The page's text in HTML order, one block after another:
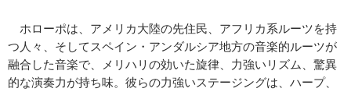
ホローポは、アメリカ大陸の先住民、アフリカ系ルーツを持
つ人々、そしてスペイン・アンダルシア地方の音楽的ルーツが
融合した音楽で、メリハリの効いた旋律、力強いリズム、驚異
的な演奏力が持ち味。彼らの力強いステージングは、ハープ、